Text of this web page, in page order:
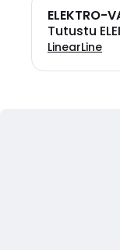
ELEKTRO-
Tutustu
LinearLine